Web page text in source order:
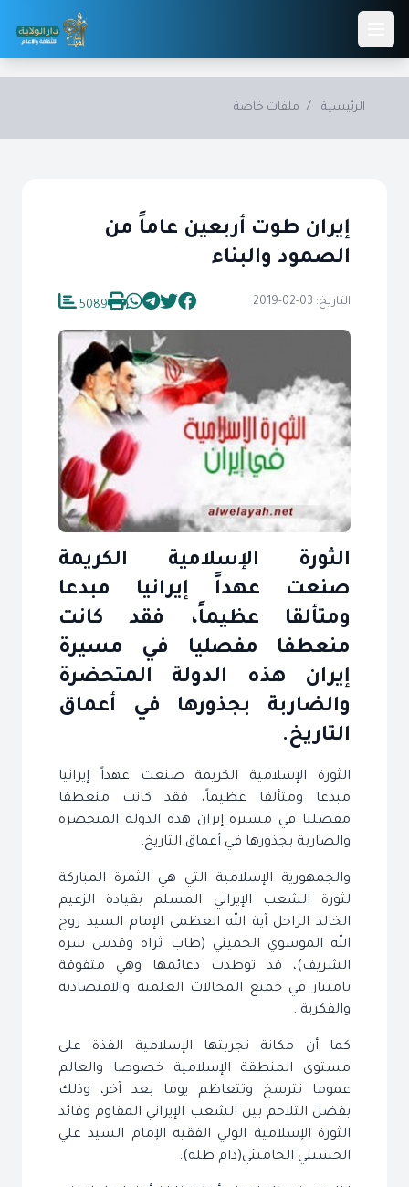
Skip to main content
الرئيسية / ملفات خاصة
إيران طوت أربعين عاماً من
الصمود والبناء
التاريخ: 03-02-2019 5089
الثورة الإسلامية الكريمة
صنعت عهداً إيرانيا مبدعا
ومتألقا عظيماً، فقد كانت
منعطفا مفصليا في مسيرة
إيران هذه الدولة المتحضرة
والضاربة بجذورها في أعماق
التاريخ.
الثورة الإسلامية الكريمة صنعت عهداً إيرانيا
مبدعا ومتألقا عظيماً، فقد كانت منعطفا
مفصليا في مسيرة إيران هذه الدولة المتحضرة
والضاربة بجذورها في أعماق التاريخ.
والجمهورية الإسلامية التي هي الثمرة المباركة
لثورة الشعب الإيراني المسلم بقيادة الزعيم
الخالد الراحل آية الله العظمى الإمام السيد روح
الله الموسوي الخميني (طاب ثراه وقدس سره
الشريف)، قد توطدت دعائمها وهي متفوقة
بامتياز في جميع المجالات العلمية والاقتصادية
والفكرية .
كما أن مكانة تجربتها الإسلامية الفذة على
مستوى المنطقة الإسلامية خصوصا والعالم
عموما تترسخ وتتعاظم يوما بعد آخر، وذلك
بفضل التلاحم بين الشعب الإيراني المقاوم وقائد
الثورة الإسلامية الولي الفقيه الإمام السيد علي
الحسيني الخامنئي(دام ظله).